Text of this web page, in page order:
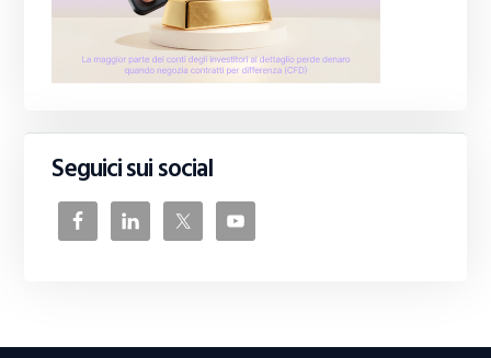
Seguici sui social